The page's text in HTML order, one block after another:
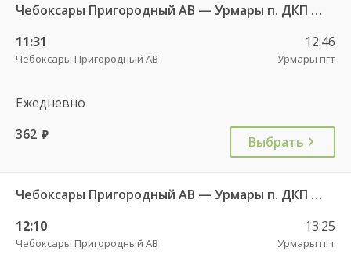
Чебоксары Пригородный АВ — Урмары п. ДКП 513
11:31
Чебоксары Пригородный АВ
12:46
Урмары пгт
Ежедневно
362 руб. Выбрать
Чебоксары Пригородный АВ — Урмары п. ДКП 513
12:10
Чебоксары Пригородный АВ
13:25
Урмары пгт